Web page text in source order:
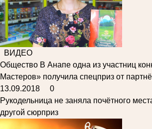
ВИДЕО
Общество В Анапе одна из участниц
Мастеров» получила спецприз от
13.09.2018
0
Рукодельница не заняла почётного
другой сюрприз